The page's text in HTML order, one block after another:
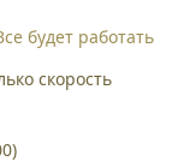
будет работать
скорость